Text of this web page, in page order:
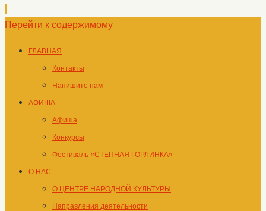
Перейти к содержимому
ГЛАВНАЯ
Контакты
Напишите нам
АФИША
Афиша
Конкурсы
Фестиваль «СТЕПНАЯ ГОРЛИНКА»
О НАС
О ЦЕНТРЕ НАРОДНОЙ КУЛЬТУРЫ
Направления деятельности